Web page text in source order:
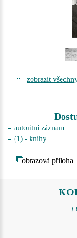
zobrazit
autoritní záznam
(1) - knihy
obrazová příloha
[